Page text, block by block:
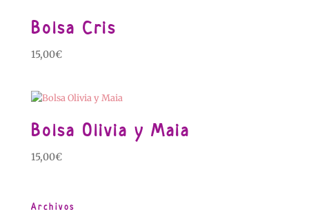
Bolsa Cris
15,00€
Bolsa Olivia y Maia
15,00€
Archivos